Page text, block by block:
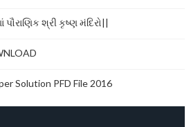
શ્રી કૃષ્ણ મંદિરો||
Solution PFD File 2016